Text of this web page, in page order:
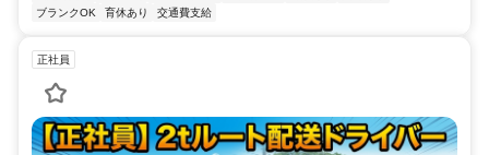
ブランクOK
育休あり 交通費支給
正社員